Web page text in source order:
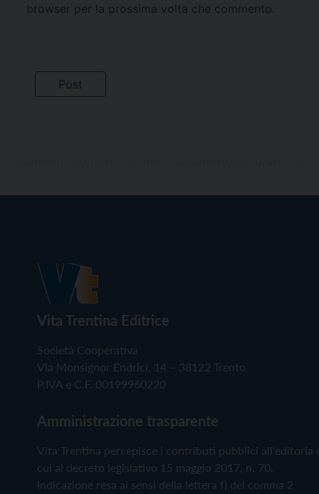
browser per la prossima volta che commento.
Vita Trentina Editrice
Società Cooperativa
Via Monsignor Endrici, 14 – 38122 Trento
P.IVA e C.F. 00199960220
Amministrazione trasparente
Vita Trentina percepisce i contributi pubblici all'editoria
cui al decreto legislativo 15 maggio 2017, n. 70.
Indicazione resa ai sensi della lettera f) del comma 2